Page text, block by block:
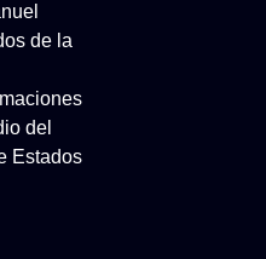
de la
del
Estados